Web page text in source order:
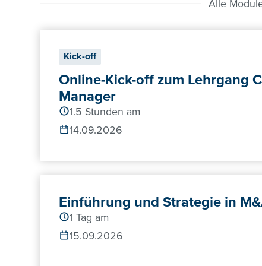
Alle
Kick-off
Online-Kick-off zum Lehrgang
Manager
1.5 Stunden am
14.09.2026
Einführung und Strategie in
1 Tag am
15.09.2026